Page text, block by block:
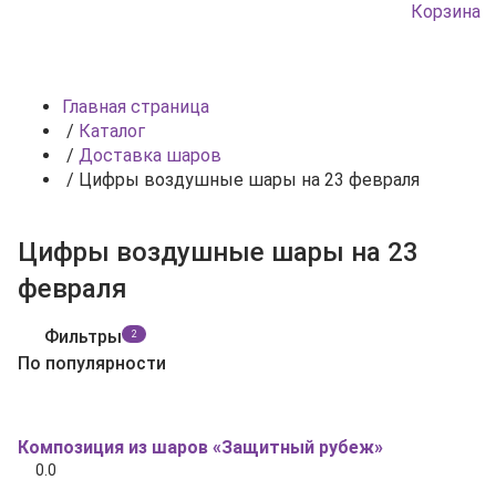
Корзина
Главная страница
/ Каталог
/ Доставка шаров
/ Цифры воздушные шары на 23 февраля
Цифры воздушные шары на 23
февраля
Фильтры 2
По популярности
Композиция из шаров «Защитный рубеж»
0.0